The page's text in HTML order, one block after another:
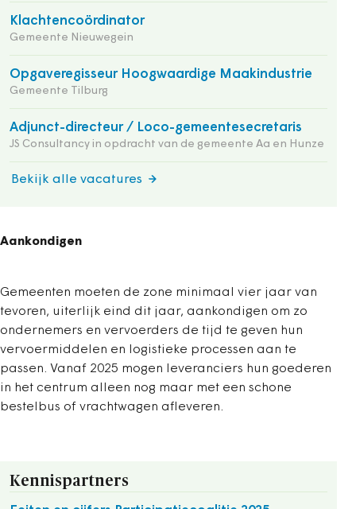
Klachtencoördinator
Gemeente Nieuwegein
Opgaveregisseur Hoogwaardige Maakindustrie
Gemeente Tilburg
Adjunct-directeur / Loco-gemeentesecretaris
JS Consultancy in opdracht van de gemeente Aa en Hunze
Bekijk alle vacatures
Aankondigen
Gemeenten moeten de zone minimaal vier jaar van
tevoren, uiterlijk eind dit jaar, aankondigen om zo
ondernemers en vervoerders de tijd te geven hun
vervoermiddelen en logistieke processen aan te
passen. Vanaf 2025 mogen leveranciers hun goederen
in het centrum alleen nog maar met een schone
bestelbus of vrachtwagen afleveren.
Kennispartners